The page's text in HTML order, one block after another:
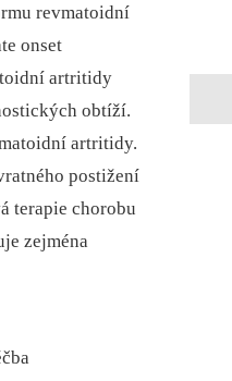
revmatoidní
onset
artritidy
obtíží.
artritidy.
postižení
terapie chorobu
zejména